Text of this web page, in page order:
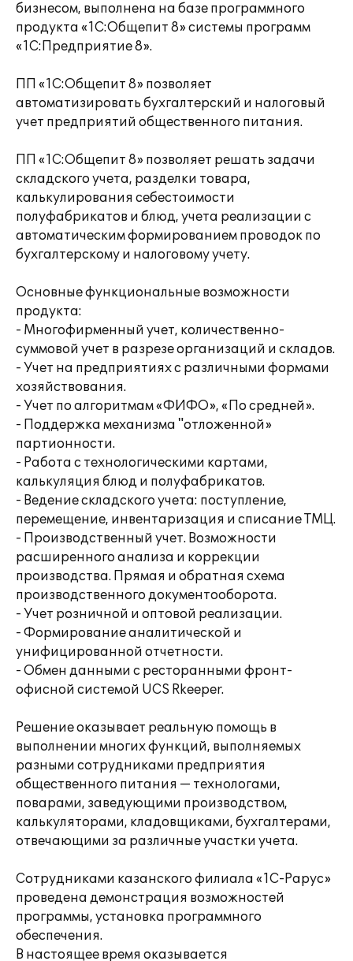
бизнесом, выполнена на базе программного
продукта «1C:Общепит 8» системы программ
«1С:Предприятие 8».
ПП «1C:Общепит 8» позволяет
автоматизировать бухгалтерский и налоговый
учет предприятий общественного питания.
ПП «1C:Общепит 8» позволяет решать задачи
складского учета, разделки товара,
калькулирования себестоимости
полуфабрикатов и блюд, учета реализации с
автоматическим формированием проводок по
бухгалтерскому и налоговому учету.
Основные функциональные возможности
продукта:
- Многофирменный учет, количественно-
суммовой учет в разрезе организаций и складов.
- Учет на предприятиях с различными формами
хозяйствования.
- Учет по алгоритмам «ФИФО», «По средней».
- Поддержка механизма "отложенной»
партионности.
- Работа с технологическими картами,
калькуляция блюд и полуфабрикатов.
- Ведение складского учета: поступление,
перемещение, инвентаризация и списание ТМЦ.
- Производственный учет. Возможности
расширенного анализа и коррекции
производства. Прямая и обратная схема
производственного документооборота.
- Учет розничной и оптовой реализации.
- Формирование аналитической и
унифицированной отчетности.
- Обмен данными с ресторанными фронт-
офисной системой UCS Rkeeper.
Решение оказывает реальную помощь в
выполнении многих функций, выполняемых
разными сотрудниками предприятия
общественного питания — технологами,
поварами, заведующими производством,
калькуляторами, кладовщиками, бухгалтерами,
отвечающими за различные участки учета.
Сотрудниками казанского филиала «1С-Рарус»
проведена демонстрация возможностей
программы, установка программного
обеспечения.
В настоящее время оказывается